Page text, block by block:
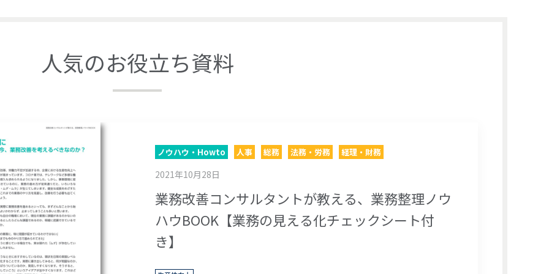
人気のお役立ち資料
ノウハウ・Howto 人事 総務 法務・労務 経理・財務
2021年10月28日
業務改善コンサルタントが教える、業務整理ノウ
ハウBOOK【業務の見える化チェックシート付
き】